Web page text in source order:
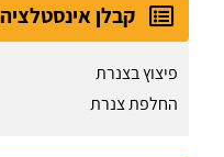
קבלן אינסטלציה
פיצוץ בצנרת
החלפת צנרת